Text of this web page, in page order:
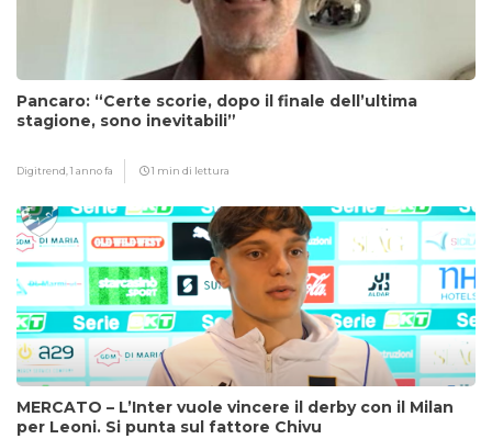
Pancaro: “Certe scorie, dopo il finale dell’ultima
stagione, sono inevitabili”
Digitrend,1 anno fa 1 min di lettura
MERCATO – L’Inter vuole vincere il derby con il Milan
per Leoni. Si punta sul fattore Chivu